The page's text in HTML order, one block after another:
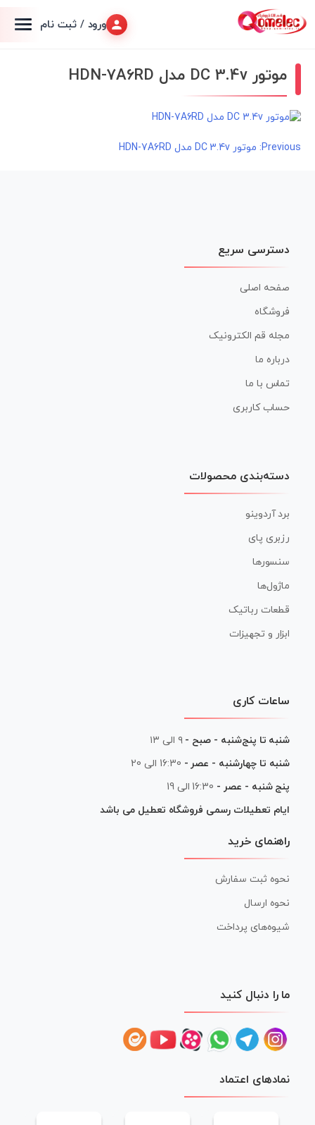
ورود / ثبت نام
موتور DC 3.4v مدل HDN-7A6RD
راهبری
Previous: موتور DC 3.4v مدل HDN-7A6RD
دسترسی سریع
صفحه اصلی
فروشگاه
مجله قم الکترونیک
درباره ما
تماس با ما
حساب کاربری
دسته‌بندی محصولات
برد آردوینو
رزبری پای
سنسورها
ماژول‌ها
قطعات رباتیک
ابزار و تجهیزات
ساعات کاری
شنبه تا پنج‌شنبه - صبح - ۹ الی ۱۳
شنبه تا چهارشنبه - عصر - 16:30 الی 20
پنج شنبه - عصر - 16:30 الی 19
ایام تعطیلات رسمی فروشگاه تعطیل می باشد
راهنمای خرید
نحوه ثبت سفارش
نحوه ارسال
شیوه‌های پرداخت
ما را دنبال کنید
نمادهای اعتماد